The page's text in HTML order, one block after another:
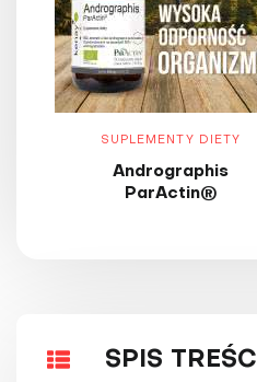
SUPLEMENTY DIETY
Andrographis
ParActin®
SPIS TREŚCI